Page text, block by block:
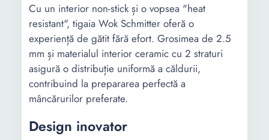
Cu un interior non-stick și o vopsea "heat
resistant", tigaia Wok Schmitter oferă o
experiență de gătit fără efort. Grosimea de 2.5
mm și materialul interior ceramic cu 2 straturi
asigură o distribuție uniformă a căldurii,
contribuind la prepararea perfectă a
mâncărurilor preferate.
Design inovator